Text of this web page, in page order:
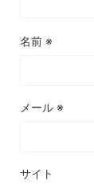
名前 ※
メール ※
サイト